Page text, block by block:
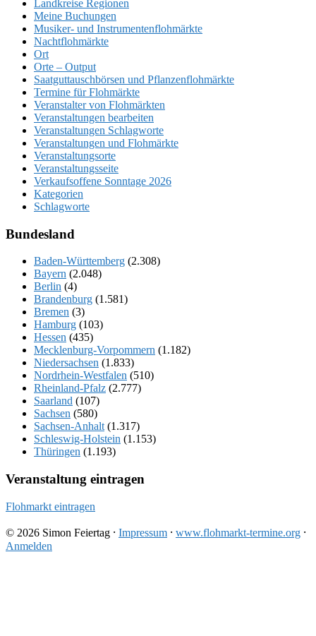
Landkreise Regionen
Meine Buchungen
Musiker- und Instrumentenflohmärkte
Nachtflohmärkte
Ort
Orte – Output
Saatguttauschbörsen und Pflanzenflohmärkte
Termine für Flohmärkte
Veranstalter von Flohmärkten
Veranstaltungen bearbeiten
Veranstaltungen Schlagworte
Veranstaltungen und Flohmärkte
Veranstaltungsorte
Veranstaltungsseite
Verkaufsoffene Sonntage 2026
Kategorien
Schlagworte
Bundesland
Baden-Württemberg (2.308)
Bayern (2.048)
Berlin (4)
Brandenburg (1.581)
Bremen (3)
Hamburg (103)
Hessen (435)
Mecklenburg-Vorpommern (1.182)
Niedersachsen (1.833)
Nordrhein-Westfalen (510)
Rheinland-Pfalz (2.777)
Saarland (107)
Sachsen (580)
Sachsen-Anhalt (1.317)
Schleswig-Holstein (1.153)
Thüringen (1.193)
Veranstaltung eintragen
Flohmarkt eintragen
© 2026 Simon Feiertag ⸱ Impressum ⸱ www.flohmarkt-termine.org ⸱
Anmelden